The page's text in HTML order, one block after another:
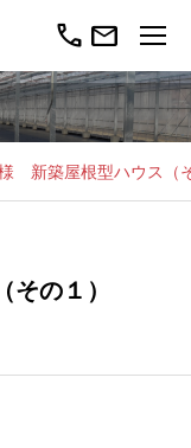
call mail
新築屋根型ハウス（
の１）